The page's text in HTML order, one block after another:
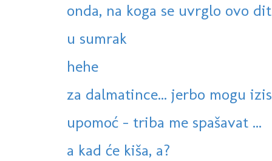
onda, na koga se uvrglo ovo
u sumrak
hehe
za dalmatince... jerbo mogu
upomoć - triba me spašavat ...
a kad će kiša, a?